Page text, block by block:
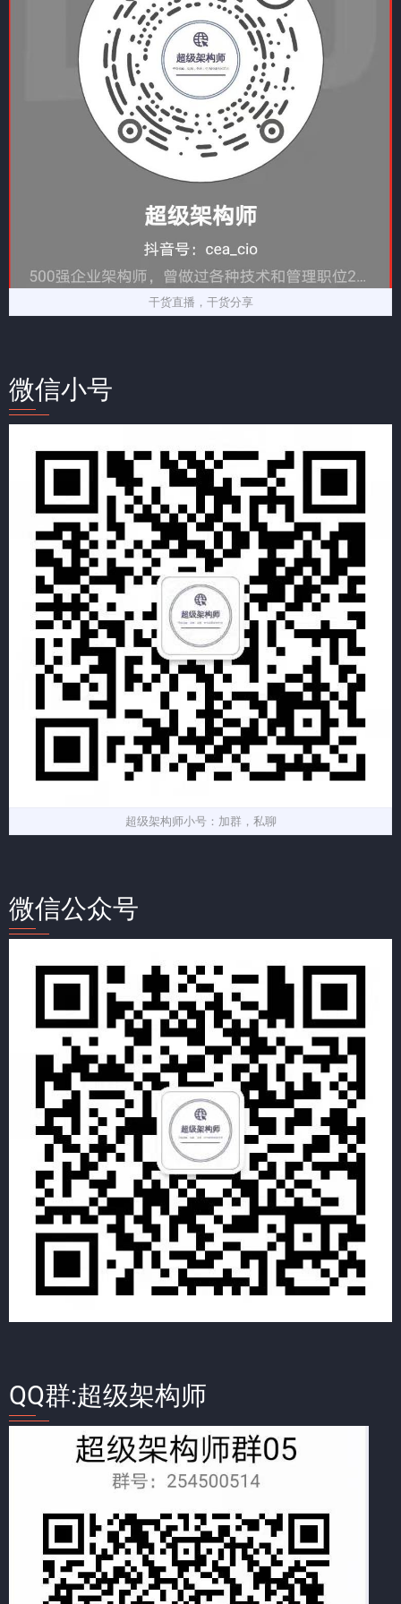
干货直播，干货分享
微信小号
超级架构师小号：加群，私聊
微信公众号
QQ群:超级架构师